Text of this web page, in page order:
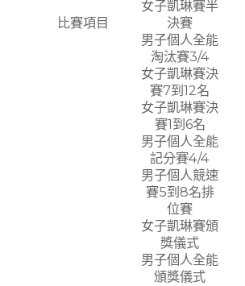
比賽項目
女子凱琳賽半
決賽
男子個人全能
淘汰賽3/4
女子凱琳賽決
賽7到12名
女子凱琳賽決
賽1到6名
男子個人全能
記分賽4/4
男子個人競速
賽5到8名排
位賽
女子凱琳賽頒
獎儀式
男子個人全能
頒獎儀式